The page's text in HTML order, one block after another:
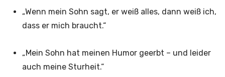
„Wenn mein Sohn sagt, er weiß alles, dann weiß ich,
dass er mich braucht.“
„Mein Sohn hat meinen Humor geerbt – und leider
auch meine Sturheit.“